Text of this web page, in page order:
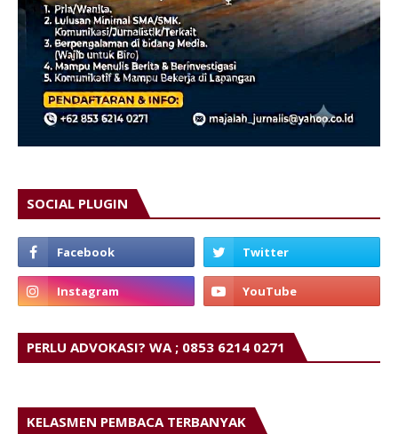
SOCIAL PLUGIN
PERLU ADVOKASI? WA ; 0853 6214 0271
KELASMEN PEMBACA TERBANYAK